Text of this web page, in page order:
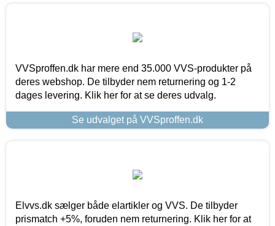
VVSproffen.dk har mere end 35.000 VVS-produkter på
deres webshop. De tilbyder nem returnering og 1-2
dages levering. Klik her for at se deres udvalg.
Se udvalget på VVSproffen.dk
Elvvs.dk sælger både elartikler og VVS. De tilbyder
prismatch +5%, foruden nem returnering. Klik her for at